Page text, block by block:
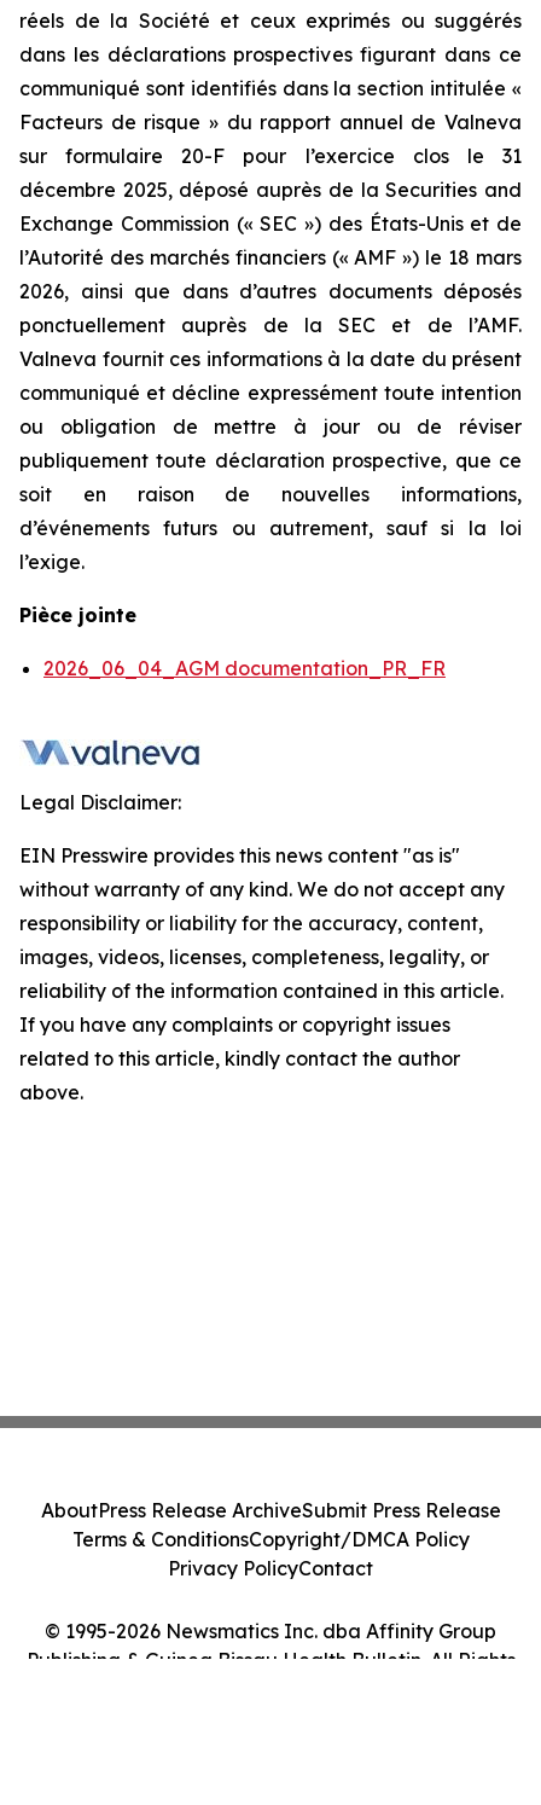
réels de la Société et ceux exprimés ou suggérés
dans les déclarations prospectives figurant dans ce
communiqué sont identifiés dans la section intitulée «
Facteurs de risque » du rapport annuel de Valneva
sur formulaire 20-F pour l’exercice clos le 31
décembre 2025, déposé auprès de la Securities and
Exchange Commission (« SEC ») des États-Unis et de
l’Autorité des marchés financiers (« AMF ») le 18 mars
2026, ainsi que dans d’autres documents déposés
ponctuellement auprès de la SEC et de l’AMF.
Valneva fournit ces informations à la date du présent
communiqué et décline expressément toute intention
ou obligation de mettre à jour ou de réviser
publiquement toute déclaration prospective, que ce
soit en raison de nouvelles informations,
d’événements futurs ou autrement, sauf si la loi
l’exige.
Pièce jointe
2026_06_04_AGM documentation_PR_FR
Legal Disclaimer:
EIN Presswire provides this news content "as is"
without warranty of any kind. We do not accept any
responsibility or liability for the accuracy, content,
images, videos, licenses, completeness, legality, or
reliability of the information contained in this article.
If you have any complaints or copyright issues
related to this article, kindly contact the author
above.
© 1995-2026 Newsmatics Inc. dba Affinity Group
Publishing & Guinea Bissau Health Bulletin. All Rights
AboutPress Release ArchiveSubmit Press Release
Terms & ConditionsCopyright/DMCA Policy
Privacy PolicyContact